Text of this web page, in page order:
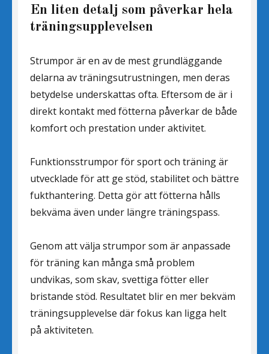
En liten detalj som påverkar hela
träningsupplevelsen
Strumpor är en av de mest grundläggande
delarna av träningsutrustningen, men deras
betydelse underskattas ofta. Eftersom de är i
direkt kontakt med fötterna påverkar de både
komfort och prestation under aktivitet.
Funktionsstrumpor för sport och träning är
utvecklade för att ge stöd, stabilitet och bättre
fukthantering. Detta gör att fötterna hålls
bekväma även under längre träningspass.
Genom att välja strumpor som är anpassade
för träning kan många små problem
undvikas, som skav, svettiga fötter eller
bristande stöd. Resultatet blir en mer bekväm
träningsupplevelse där fokus kan ligga helt
på aktiviteten.